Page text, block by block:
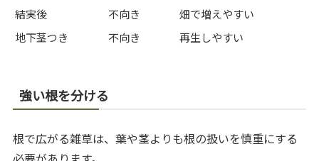
結実後
不向き
畑で増えやすい
地下茎つき
不向き 再生しやすい
強い根を分ける
根で広がる雑草は、葉や茎よりも根の扱いを慎重にする